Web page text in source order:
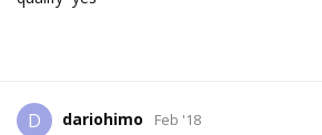
D dariohimo Feb '18